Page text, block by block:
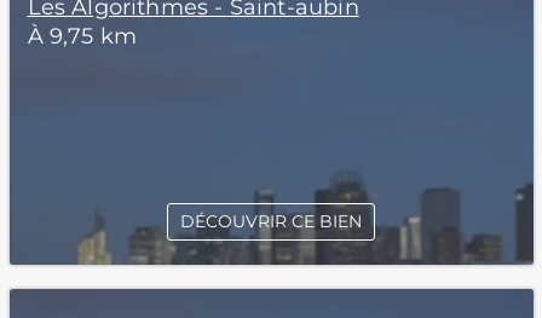
Les Algorithmes - Saint-aubin
À 9,75 km
DÉCOUVRIR CE BIEN